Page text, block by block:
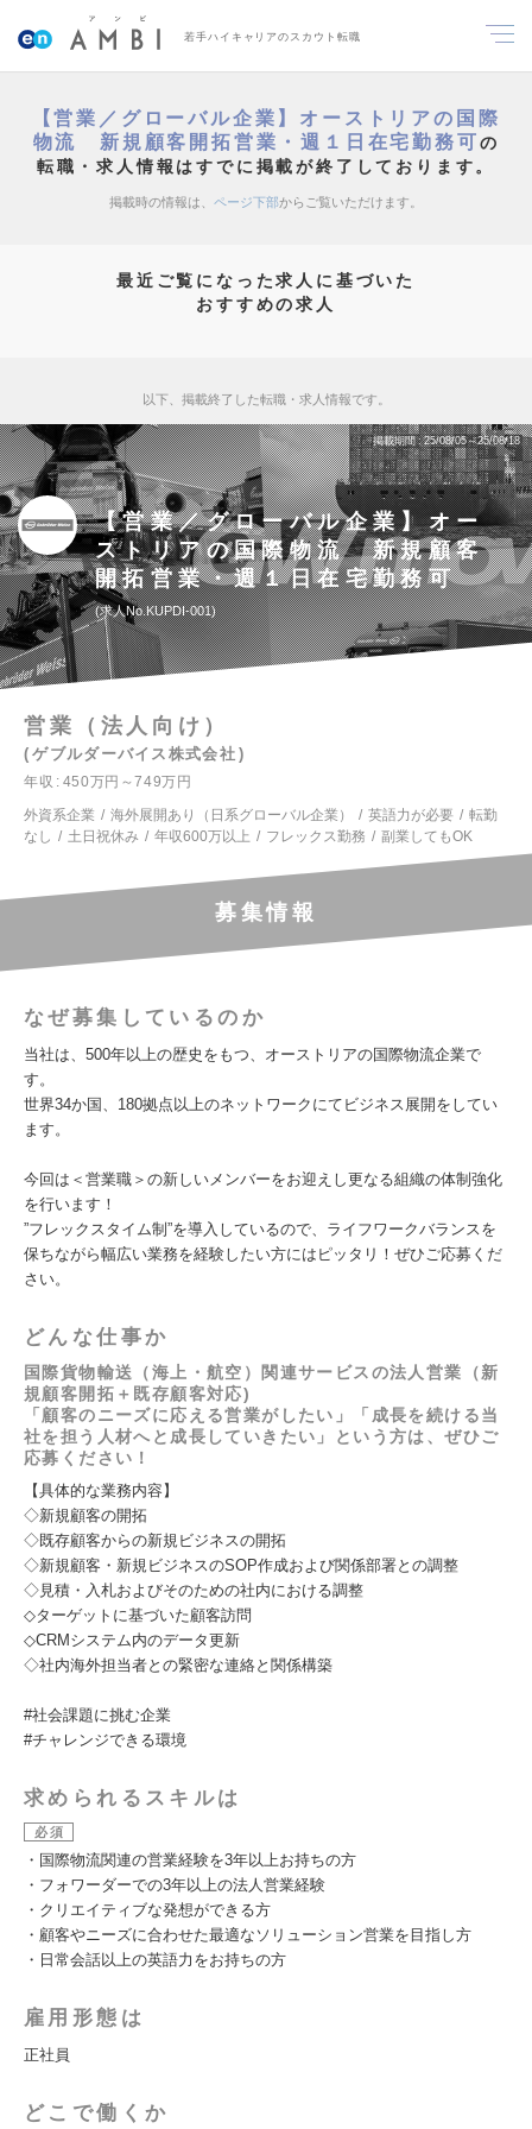
若手ハイキャリアのスカウト転職
【営業／グローバル企業】オーストリアの国際
物流 新規顧客開拓営業・週１日在宅勤務可の
転職・求人情報はすでに掲載が終了しております。
掲載時の情報は、 ページ下部からご覧いただけます。
最近ご覧になった求人に基づいた
おすすめの求人
以下、掲載終了した転職・求人情報です。
掲載期間 25/08/05～25/08/18
【営業／グローバル企業】オー
ストリアの国際物流 新規顧客
開拓営業・週１日在宅勤務可
求人No.KUPDI-001
営業（法人向け）
ゲブルダーバイス株式会社
年収
450万円～749万円
外資系企業
海外展開あり（日系グローバル企業） 英語力が必要
転勤
なし
土日祝休み 年収600万以上 フレックス勤務 副業してもOK
募集情報
なぜ募集しているのか
当社は、500年以上の歴史をもつ、オーストリアの国際物流企業で
す。
世界34か国、180拠点以上のネットワークにてビジネス展開をしてい
ます。
今回は＜営業職＞の新しいメンバーをお迎えし更なる組織の体制強化
を行います！
”フレックスタイム制”を導入しているので、ライフワークバランスを
保ちながら幅広い業務を経験したい方にはピッタリ！ぜひご応募くだ
さい。
どんな仕事か
国際貨物輸送（海上・航空）関連サービスの法人営業（新
規顧客開拓＋既存顧客対応)
「顧客のニーズに応える営業がしたい」「成長を続ける当
社を担う人材へと成長していきたい」という方は、ぜひご
応募ください！
【具体的な業務内容】
◇新規顧客の開拓
◇既存顧客からの新規ビジネスの開拓
◇新規顧客・新規ビジネスのSOP作成および関係部署との調整
◇見積・入札およびそのための社内における調整
◇ターゲットに基づいた顧客訪問
◇CRMシステム内のデータ更新
◇社内海外担当者との緊密な連絡と関係構築
#社会課題に挑む企業
#チャレンジできる環境
求められるスキルは
必須
・国際物流関連の営業経験を3年以上お持ちの方
・フォワーダーでの3年以上の法人営業経験
・クリエイティブな発想ができる方
・顧客やニーズに合わせた最適なソリューション営業を目指し方
・日常会話以上の英語力をお持ちの方
雇用形態は
正社員
どこで働くか